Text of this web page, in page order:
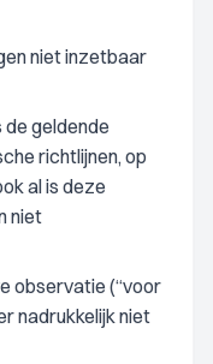
niet inzetbaar
de geldende
richtlijnen, op
al is deze
niet
observatie (“voor
nadrukkelijk niet